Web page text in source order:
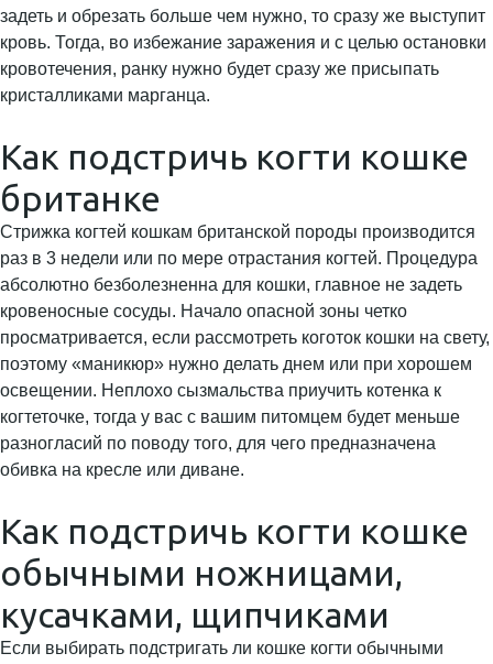
задеть и обрезать больше чем нужно, то сразу же выступит
кровь. Тогда, во избежание заражения и с целью остановки
кровотечения, ранку нужно будет сразу же присыпать
кристалликами марганца.
Как подстричь когти кошке
британке
Стрижка когтей кошкам британской породы производится
раз в 3 недели или по мере отрастания когтей. Процедура
абсолютно безболезненна для кошки, главное не задеть
кровеносные сосуды. Начало опасной зоны четко
просматривается, если рассмотреть коготок кошки на свету,
поэтому «маникюр» нужно делать днем или при хорошем
освещении. Неплохо сызмальства приучить котенка к
когтеточке, тогда у вас с вашим питомцем будет меньше
разногласий по поводу того, для чего предназначена
обивка на кресле или диване.
Как подстричь когти кошке
обычными ножницами,
кусачками, щипчиками
Если выбирать подстригать ли кошке когти обычными